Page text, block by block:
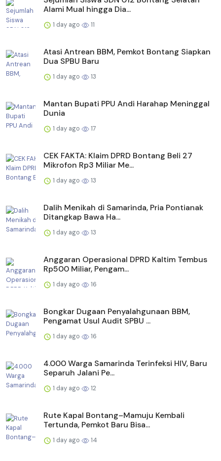
Alami Mual hingga Dia...
1 day ago 11
Atasi Antrean BBM, Pemkot Bontang Siapkan
Dua SPBU Baru
1 day ago 13
Mantan Bupati PPU Andi Harahap Meninggal
Dunia
1 day ago 17
CEK FAKTA: Klaim DPRD Bontang Beli 27
Mikrofon Rp3 Miliar Me...
1 day ago 13
Dalih Menikah di Samarinda, Pria Pontianak
Ditangkap Bawa Ha...
1 day ago 13
Anggaran Operasional DPRD Kaltim Tembus
Rp500 Miliar, Pengam...
1 day ago 16
Bongkar Dugaan Penyalahgunaan BBM,
Pengamat Usul Audit SPBU ...
1 day ago 16
4.000 Warga Samarinda Terinfeksi HIV, Baru
Separuh Jalani Pe...
1 day ago 12
Rute Kapal Bontang–Mamuju Kembali
Tertunda, Pemkot Baru Bisa...
1 day ago 14